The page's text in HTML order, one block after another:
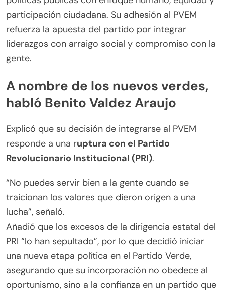
participación ciudadana. Su adhesión al PVEM
refuerza la apuesta del partido por integrar
liderazgos con arraigo social y compromiso con la
gente.
A nombre de los nuevos verdes,
habló Benito Valdez Araujo
Explicó que su decisión de integrarse al PVEM
responde a una ruptura con el Partido
Revolucionario Institucional (PRI).
“No puedes servir bien a la gente cuando se
traicionan los valores que dieron origen a una
lucha”, señaló.
Añadió que los excesos de la dirigencia estatal del
PRI “lo han sepultado”, por lo que decidió iniciar
una nueva etapa política en el Partido Verde,
asegurando que su incorporación no obedece al
oportunismo, sino a la confianza en un partido que